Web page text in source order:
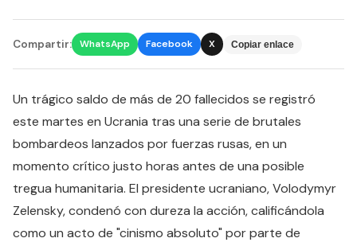
Compartir: WhatsApp Facebook X Copiar enlace
Un trágico saldo de más de 20 fallecidos se registró
este martes en Ucrania tras una serie de brutales
bombardeos lanzados por fuerzas rusas, en un
momento crítico justo horas antes de una posible
tregua humanitaria. El presidente ucraniano, Volodymyr
Zelensky, condenó con dureza la acción, calificándola
como un acto de "cinismo absoluto" por parte de